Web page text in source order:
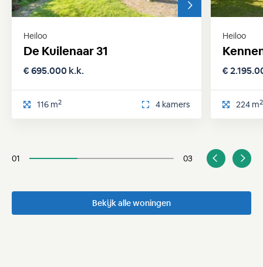
Heiloo
De Kuilenaar 31
€ 695.000 k.k.
116 m2 4 kamers
Heiloo
€
224 m2
01 03
Bekijk alle woningen